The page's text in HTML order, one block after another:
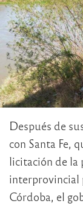
Después de
con Santa Fe,
licitación de la
interprovincial
Córdoba, el